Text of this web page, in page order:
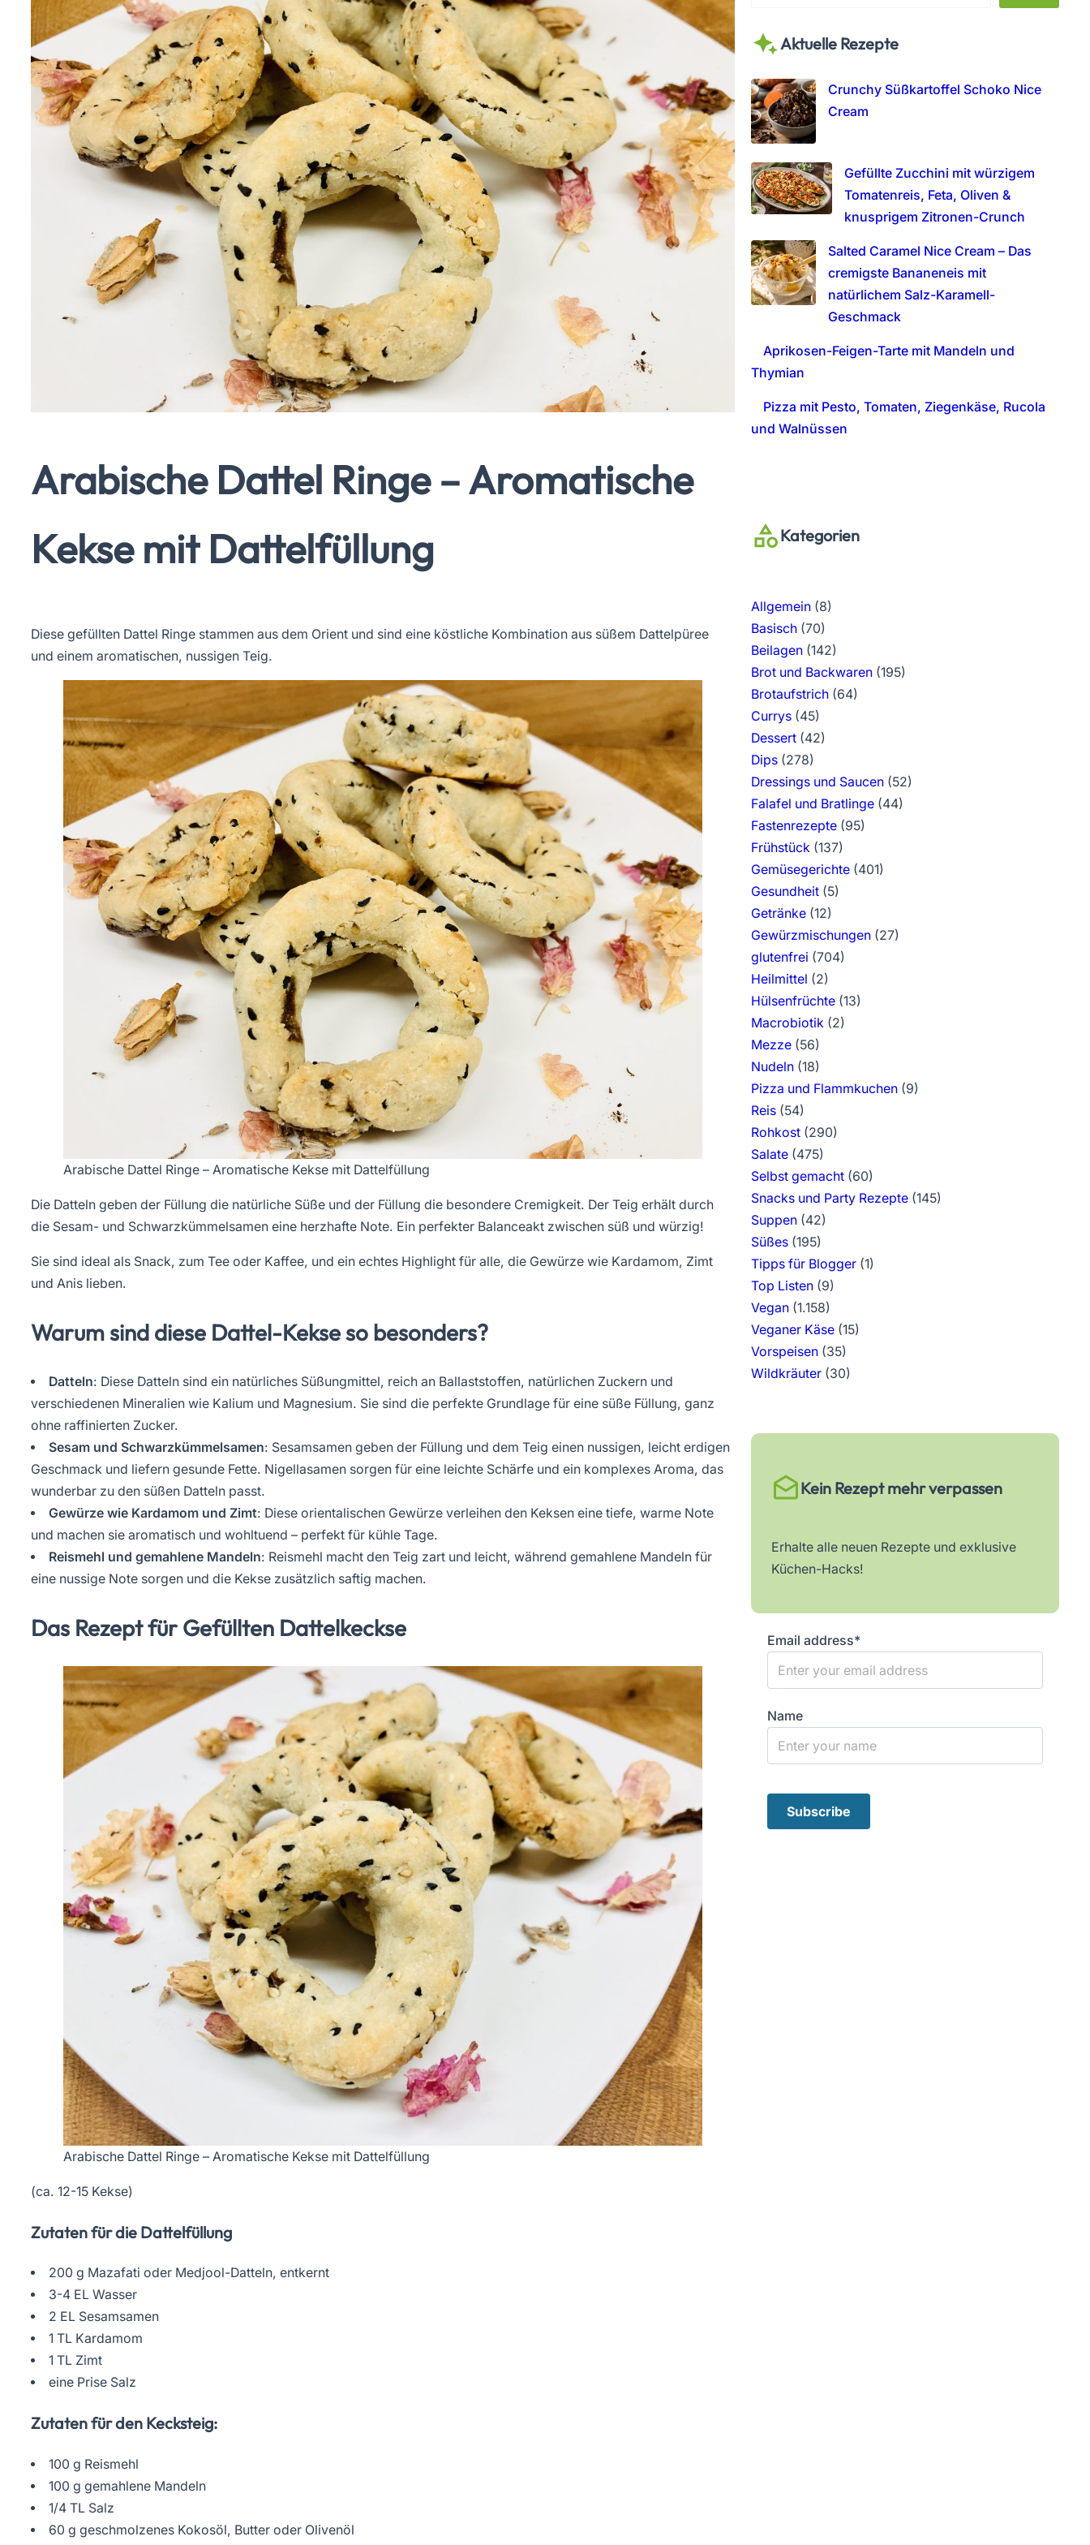
Arabische Dattel Ringe – Aromatische
Kekse mit Dattelfüllung
Diese gefüllten Dattel Ringe stammen aus dem Orient und sind eine köstliche Kombination aus süßem Dattelpüree
und einem aromatischen, nussigen Teig.
Arabische Dattel Ringe – Aromatische Kekse mit Dattelfüllung
Die Datteln geben der Füllung die natürliche Süße und der Füllung die besondere Cremigkeit. Der Teig erhält durch
die Sesam- und Schwarzkümmelsamen eine herzhafte Note. Ein perfekter Balanceakt zwischen süß und würzig!
Sie sind ideal als Snack, zum Tee oder Kaffee, und ein echtes Highlight für alle, die Gewürze wie Kardamom, Zimt
und Anis lieben.
Warum sind diese Dattel-Kekse so besonders?
Datteln: Diese Datteln sind ein natürliches Süßungmittel, reich an Ballaststoffen, natürlichen Zuckern und
verschiedenen Mineralien wie Kalium und Magnesium. Sie sind die perfekte Grundlage für eine süße Füllung, ganz
ohne raffinierten Zucker.
Sesam und Schwarzkümmelsamen: Sesamsamen geben der Füllung und dem Teig einen nussigen, leicht erdigen
Geschmack und liefern gesunde Fette. Nigellasamen sorgen für eine leichte Schärfe und ein komplexes Aroma, das
wunderbar zu den süßen Datteln passt.
Gewürze wie Kardamom und Zimt: Diese orientalischen Gewürze verleihen den Keksen eine tiefe, warme Note
und machen sie aromatisch und wohltuend – perfekt für kühle Tage.
Reismehl und gemahlene Mandeln: Reismehl macht den Teig zart und leicht, während gemahlene Mandeln für
eine nussige Note sorgen und die Kekse zusätzlich saftig machen.
Das Rezept für Gefüllten Dattelkeckse
Arabische Dattel Ringe – Aromatische Kekse mit Dattelfüllung
(ca. 12-15 Kekse)
Zutaten für die Dattelfüllung
200 g Mazafati oder Medjool-Datteln, entkernt
3-4 EL Wasser
2 EL Sesamsamen
1 TL Kardamom
1 TL Zimt
eine Prise Salz
Zutaten für den Kecksteig:
100 g Reismehl
100 g gemahlene Mandeln
1/4 TL Salz
60 g geschmolzenes Kokosöl, Butter oder Olivenöl
r
h
Aktuelle Rezepte
Crunchy Süßkartoffel Schoko Nice
Cream
Gefüllte Zucchini mit würzigem
Tomatenreis, Feta, Oliven &
knusprigem Zitronen-Crunch
Salted Caramel Nice Cream – Das
cremigste Bananeneis mit
natürlichem Salz-Karamell-
Geschmack
Aprikosen-Feigen-Tarte mit Mandeln und
Thymian
Pizza mit Pesto, Tomaten, Ziegenkäse, Rucola
und Walnüssen
Kategorien
Allgemein(8)
Basisch(70)
Beilagen(142)
Brot und Backwaren(195)
Brotaufstrich(64)
Currys(45)
Dessert(42)
Dips(278)
Dressings und Saucen(52)
Falafel und Bratlinge(44)
Fastenrezepte(95)
Frühstück (137)
Gemüsegerichte(401)
Gesundheit(5)
Getränke(12)
Gewürzmischungen(27)
glutenfrei (704)
Heilmittel (2)
Hülsenfrüchte(13)
Macrobiotik (2)
Mezze(56)
Nudeln(18)
Pizza und Flammkuchen(9)
Reis(54)
Rohkost(290)
Salate(475)
Selbst gemacht(60)
Snacks und Party Rezepte(145)
Suppen(42)
Süßes(195)
Tipps für Blogger(1)
Top Listen(9)
Vegan(1.158)
Veganer Käse(15)
Vorspeisen(35)
Wildkräuter(30)
Kein Rezept mehr verpassen
Erhalte alle neuen Rezepte und exklusive
Küchen-Hacks!
Email address*
Name